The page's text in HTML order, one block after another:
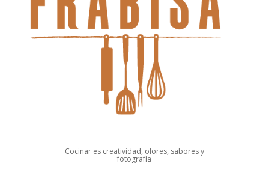
Cocinar es creatividad, olores, sabores y
fotografía